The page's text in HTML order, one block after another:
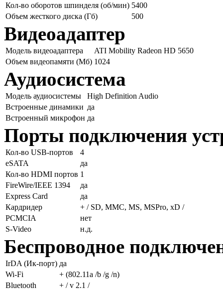
Кол-во оборотов шпинделя (об/мин) 5400
Объем жесткого диска (Гб)
500
Видеоадаптер
Модель видеоадаптера
ATI Mobility Radeon HD 5650
Объем видеопамяти (Мб) 1024
Аудиосистема
Модель аудиосистемы
High Definition Audio
Встроенные динамики да
Встроенный микрофон да
Порты подключения
Кол-во USB-портов
4
eSATA
да
Кол-во HDMI портов 1
FireWire/IEEE 1394
да
Express Card
да
Кардридер
+ / SD, MMC, MS, MSPro, xD /
PCMCIA
нет
S-Video
н.д.
Беспроводное
IrDA (Ик-порт) да
Wi-Fi
+ (802.11a /b /g /n)
Bluetooth
+ / v 2.1 /